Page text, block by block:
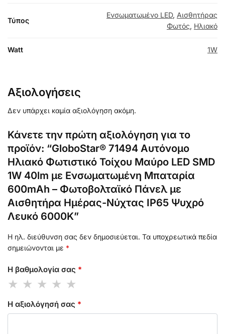
Τύπος
Ενσωματωμένο LED, Αισθητήρας
Φωτός, Ηλιακό
Watt 1W
Αξιολογήσεις
Δεν υπάρχει καμία αξιολόγηση ακόμη.
Κάνετε την πρώτη αξιολόγηση για το
προϊόν: “GloboStar® 71494 Αυτόνομο
Ηλιακό Φωτιστικό Τοίχου Μαύρο LED SMD
1W 40lm με Ενσωματωμένη Μπαταρία
600mAh – Φωτοβολταϊκό Πάνελ με
Αισθητήρα Ημέρας-Νύχτας IP65 Ψυχρό
Λευκό 6000K”
Η ηλ. διεύθυνση σας δεν δημοσιεύεται. Τα υποχρεωτικά πεδία
σημειώνονται με *
Η βαθμολογία σας *
Η αξιολόγησή σας *